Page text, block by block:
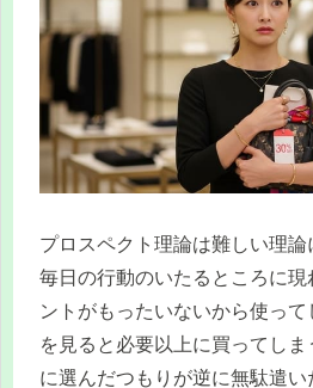
プロスペクト理論は難しい理
毎日の行動のいたるところに現
ントがもったいないから使っ
を見ると必要以上に買ってしま
に選んだつもりが逆に無駄遣い